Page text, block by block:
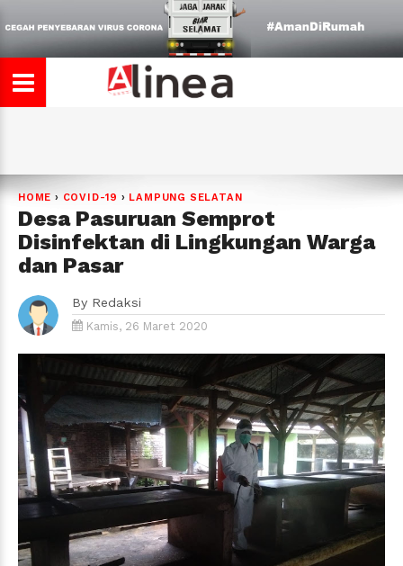
HOME › COVID-19 › LAMPUNG SELATAN
Desa Pasuruan Semprot
Disinfektan di Lingkungan Warga
dan Pasar
By Redaksi
Kamis, 26 Maret 2020